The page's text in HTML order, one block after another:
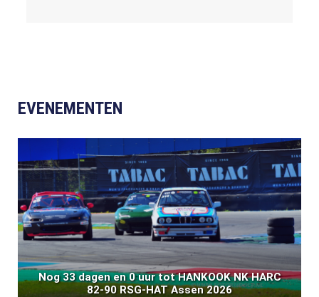
EVENEMENTEN
Nog 33 dagen en 0 uur tot HANKOOK NK HARC
82-90 RSG-HAT Assen 2026